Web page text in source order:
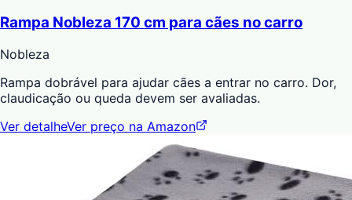
Rampa Nobleza 170 cm para cães no carro
Nobleza
Rampa dobrável para ajudar cães a entrar no carro. Dor,
claudicação ou queda devem ser avaliadas.
Ver detalheVer preço na Amazon